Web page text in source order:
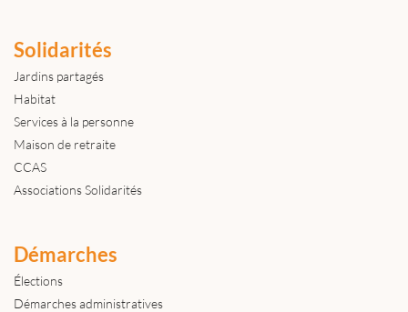
Solidarités
Jardins partagés
Habitat
Services à la personne
Maison de retraite
CCAS
Associations Solidarités
Démarches
Élections
Démarches administratives